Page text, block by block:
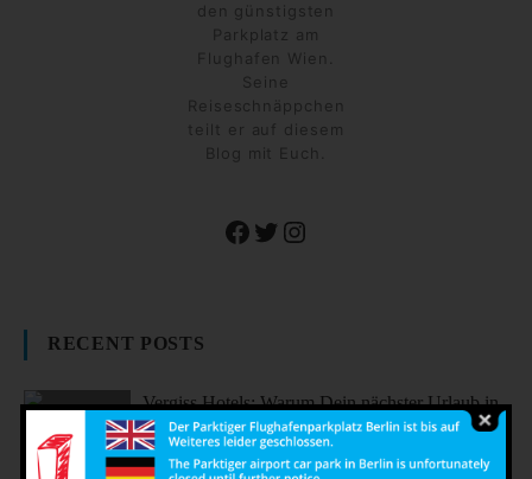
den günstigsten
Parkplatz am
Flughafen Wien.
Seine
Reiseschnäppchen
teilt er auf diesem
Blog mit Euch.
Facebook
TwitterInstagram
RECENT POSTS
Vergiss Hotels: Warum Dein nächster Urlaub in
einem dieser coolen Airbnbs stattfinden sollte.